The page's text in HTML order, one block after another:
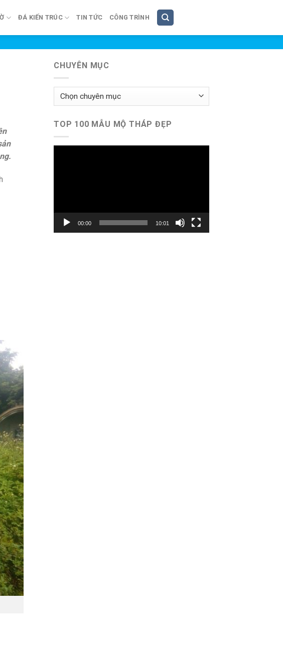
ĐÁ KIẾN TRÚC TIN TỨC CÔNG TRÌNH
CHUYÊN MỤC
Chuyên
mục
TOP 100 MẪU MỘ THÁP ĐẸP
00:00 10:01